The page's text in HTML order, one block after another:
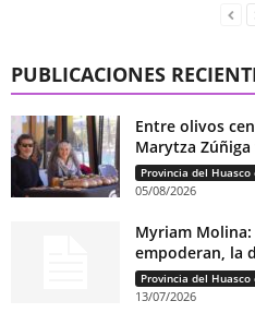
PUBLICACIONES
Entre olivos
Marytza
05/08/2026
Myriam Molina:
empoderan, la
13/07/2026